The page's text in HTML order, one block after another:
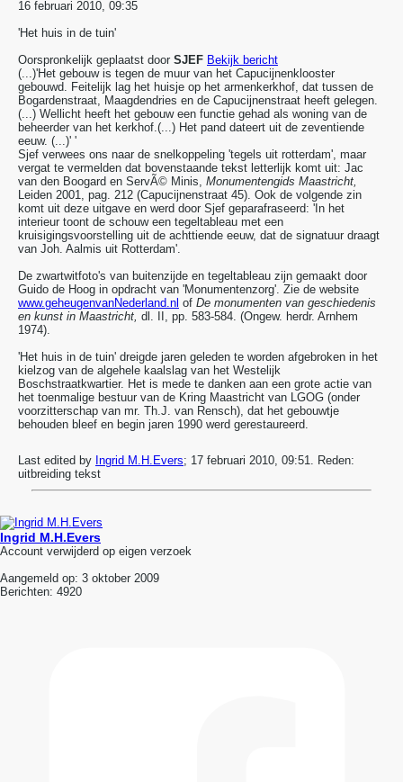
16 februari 2010, 09:35
'Het huis in de tuin'
Oorspronkelijk geplaatst door SJEF Bekijk bericht
(...)'Het gebouw is tegen de muur van het Capucijnenklooster
gebouwd. Feitelijk lag het huisje op het armenkerkhof, dat tussen de
Bogardenstraat, Maagdendries en de Capucijnenstraat heeft gelegen.
(...) Wellicht heeft het gebouw een functie gehad als woning van de
beheerder van het kerkhof.(...) Het pand dateert uit de zeventiende
eeuw. (...)' '
Sjef verwees ons naar de snelkoppeling 'tegels uit rotterdam', maar
vergat te vermelden dat bovenstaande tekst letterlijk komt uit: Jac
van den Boogard en ServÃ© Minis, Monumentengids Maastricht,
Leiden 2001, pag. 212 (Capucijnenstraat 45). Ook de volgende zin
komt uit deze uitgave en werd door Sjef geparafraseerd: 'In het
interieur toont de schouw een tegeltableau met een
kruisigingsvoorstelling uit de achttiende eeuw, dat de signatuur draagt
van Joh. Aalmis uit Rotterdam'.
De zwartwitfoto's van buitenzijde en tegeltableau zijn gemaakt door
Guido de Hoog in opdracht van 'Monumentenzorg'. Zie de website
www.geheugenvanNederland.nl of De monumenten van geschiedenis
en kunst in Maastricht, dl. II, pp. 583-584. (Ongew. herdr. Arnhem
1974).
'Het huis in de tuin' dreigde jaren geleden te worden afgebroken in het
kielzog van de algehele kaalslag van het Westelijk
Boschstraatkwartier. Het is mede te danken aan een grote actie van
het toenmalige bestuur van de Kring Maastricht van LGOG (onder
voorzitterschap van mr. Th.J. van Rensch), dat het gebouwtje
behouden bleef en begin jaren 1990 werd gerestaureerd.
Last edited by Ingrid M.H.Evers; 17 februari 2010, 09:51
Reden:
uitbreiding tekst
Ingrid M.H.Evers
Account verwijderd op eigen verzoek
Aangemeld op: 3 oktober 2009
Berichten: 4920